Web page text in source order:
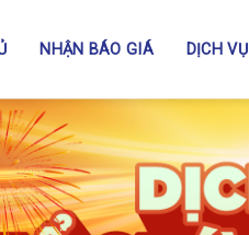
NHẬN BÁO GIÁ DỊCH VỤ